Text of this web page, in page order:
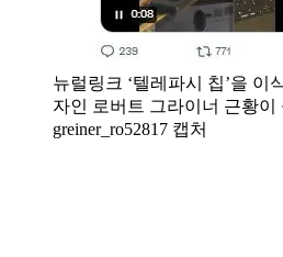
뉴럴링크 ‘텔레파시 칩’을 이
자인 로버트 그라이너 근황이
greiner_ro52817 캡처